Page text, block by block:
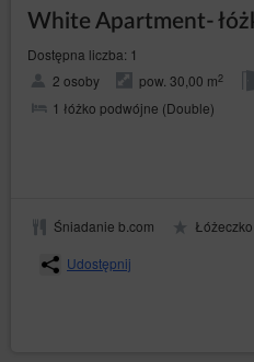
White Apartment-
Dostępna liczba: 1
2 osoby
pow. 30,00 m2
1 łóżko podwójne (Double)
Śniadanie b.com
Udostępnij